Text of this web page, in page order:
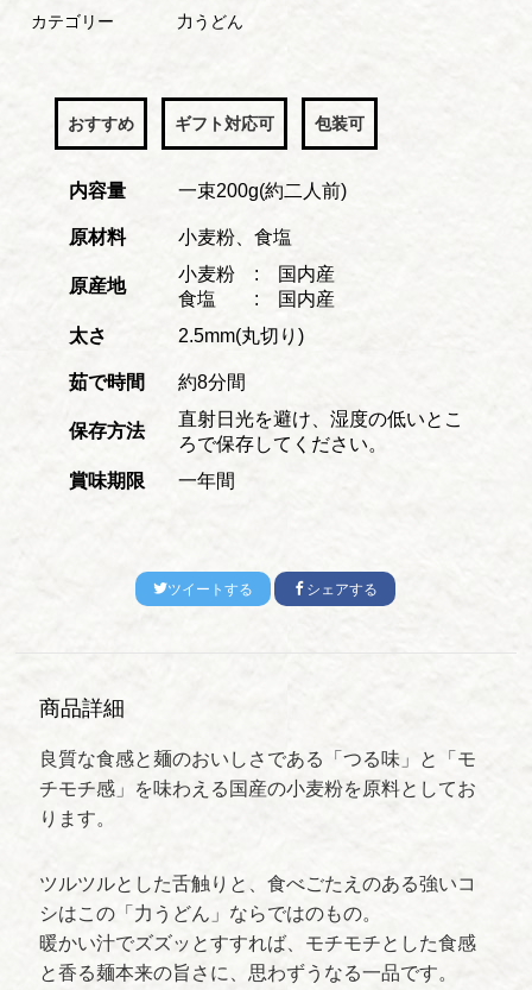
カテゴリー 力うどん
おすすめ ギフト対応可 包装可
内容量 一束200g(約二人前)
原材料 小麦粉、食塩
原産地
小麦粉 : 国内産
食塩 : 国内産
太さ
2.5mm(丸切り)
茹で時間 約8分間
保存方法
直射日光を避け、湿度の低いとこ
ろで保存してください。
賞味期限
一年間
ツイートする シェアする
商品詳細
良質な食感と麺のおいしさである「つる味」と「モ
チモチ感」を味わえる国産の小麦粉を原料としてお
ります。
ツルツルとした舌触りと、食べごたえのある強いコ
シはこの「力うどん」ならではのもの。
暖かい汁でズズッとすすれば、モチモチとした食感
と香る麺本来の旨さに、思わずうなる一品です。